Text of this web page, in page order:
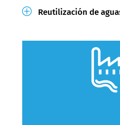
P Reutilización de